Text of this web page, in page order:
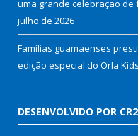
uma grande celebração de
julho de 2026
Famílias guamaenses
edição especial do Orla
DESENVOLVIDO POR CR2